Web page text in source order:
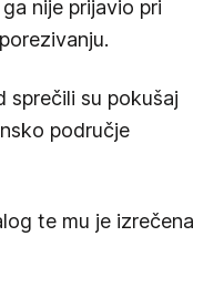
nije prijavio pri
sprečili su pokušaj
područje
te mu je izrečena